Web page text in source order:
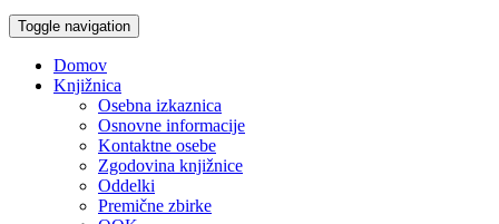
Toggle navigation
Domov
Knjižnica
Osebna izkaznica
Osnovne informacije
Kontaktne osebe
Zgodovina knjižnice
Oddelki
Premične zbirke